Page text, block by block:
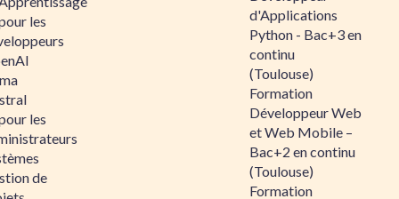
les
les
de
d'Applications
Python - Bac+3 en
continu
(Toulouse)
Formation
Développeur Web
et Web Mobile –
Bac+2 en continu
(Toulouse)
Formation